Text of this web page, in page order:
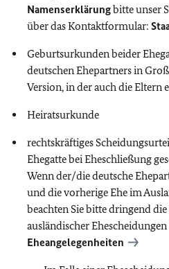
Namenserklärungbitte unser
über das Kontaktformular:
Geburtsurkunden beider
deutschen Ehepartners in
Version, in der auch die Eltern
Heiratsurkunde
rechtskräftiges
Ehegatte bei Eheschließung
Wenn der/die deutsche
und die vorherige Ehe im
beachten Sie bitte dringend
ausländischer
Eheangelegenheiten